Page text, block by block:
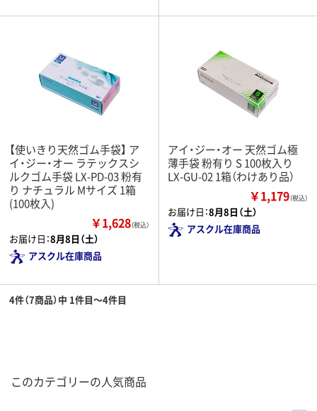
【使いきり天然ゴム手袋】 ア
イ・ジー・オー ラテックスシ
ルクゴム手袋 LX-PD-03 粉有
り ナチュラル Mサイズ 1箱
(100枚入)
￥1,628（税込）
お届け日：8月8日（土）
アスクル在庫商品
アイ・ジー・オー 天然ゴム極
薄手袋 粉有り S 100枚入り
LX-GU-02 1箱（わけあり品）
￥1,179（税込）
お届け日：8月8日（土）
アスクル在庫商品
4件（7商品）中 1件目～4件目
このカテゴリーの人気商品